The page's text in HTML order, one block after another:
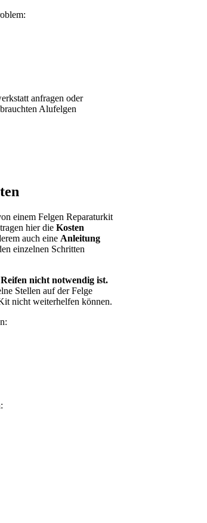
anfragen oder
Alufelgen
einem Felgen Reparaturkit
hier die Kosten
auch eine Anleitung
einzelnen Schritten
nicht notwendig ist.
Stellen auf der Felge
nicht weiterhelfen können.